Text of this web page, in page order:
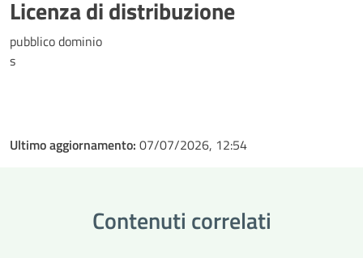
Licenza di distribuzione
pubblico dominio
s
Ultimo aggiornamento: 07/07/2026, 12:54
Contenuti correlati